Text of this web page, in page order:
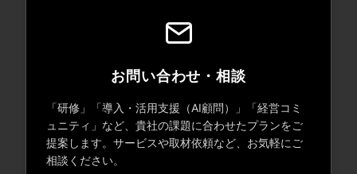
お問い合わせ・相談
「研修」「導入・活用支援（AI顧問）」「経営コミ
ュニティ」など、貴社の課題に合わせたプランをご
提案します。サービスや取材依頼など、お気軽にご
相談ください。